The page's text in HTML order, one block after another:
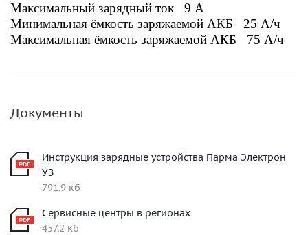
Максимальный зарядный ток 9 А
Минимальная ёмкость заряжаемой АКБ 25 А/ч
Максимальная ёмкость заряжаемой АКБ 75 А/ч
Документы
Инструкция зарядные устройства Парма Электрон
УЗ
791,9 кб
Сервисные центры в регионах
457,2 кб